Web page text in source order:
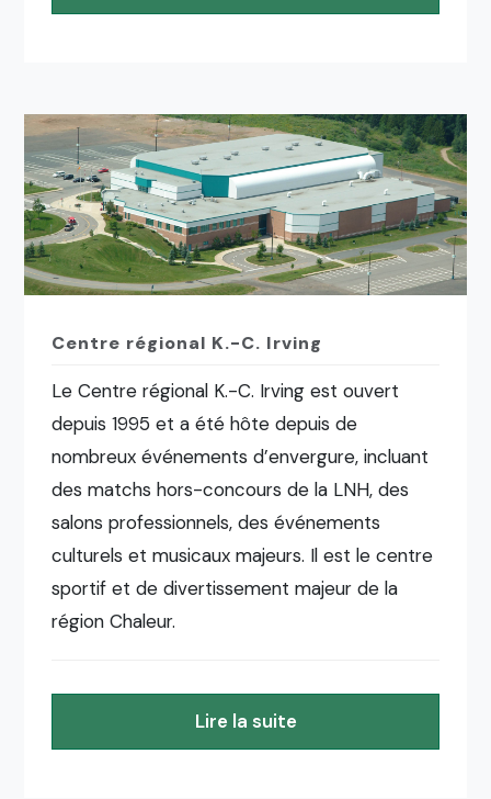
Centre régional K.-C. Irving
Le Centre régional K.-C. Irving est ouvert
depuis 1995 et a été hôte depuis de
nombreux événements d’envergure, incluant
des matchs hors-concours de la LNH, des
salons professionnels, des événements
culturels et musicaux majeurs. Il est le centre
sportif et de divertissement majeur de la
région Chaleur.
Lire la suite